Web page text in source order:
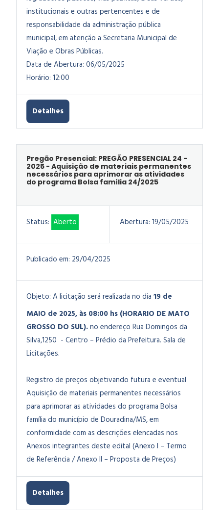
institucionais e outras pertencentes e de
responsabilidade da administração pública
municipal, em atenção a Secretaria Municipal de
Viação e Obras Públicas.
Data de Abertura: 06/05/2025
Horário: 12:00
Detalhes
Pregão Presencial: PREGÃO PRESENCIAL 24 -
2025 - Aquisição de materiais permanentes
necessários para aprimorar as atividades
do programa Bolsa família 24/2025
Status: Aberto Abertura: 19/05/2025
Publicado em: 29/04/2025
Objeto: A licitação será realizada no dia 19 de
MAIO de 2025, às 08:00 hs (HORARIO DE MATO
GROSSO DO SUL).no endereço Rua Domingos da
Silva,1250 - Centro – Prédio da Prefeitura. Sala de
Licitações.
Registro de preços objetivando futura e eventual
Aquisição de materiais permanentes necessários
para aprimorar as atividades do programa Bolsa
família do município de Douradina/MS, em
conformidade com as descrições elencadas nos
Anexos integrantes deste edital (Anexo I – Termo
de Referência / Anexo II – Proposta de Preços)
Detalhes